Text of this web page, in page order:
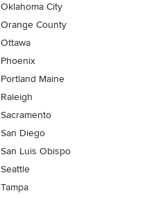
Oklahoma City
Orange County
Ottawa
Phoenix
Portland Maine
Raleigh
Sacramento
San Diego
San Luis Obispo
Seattle
Tampa